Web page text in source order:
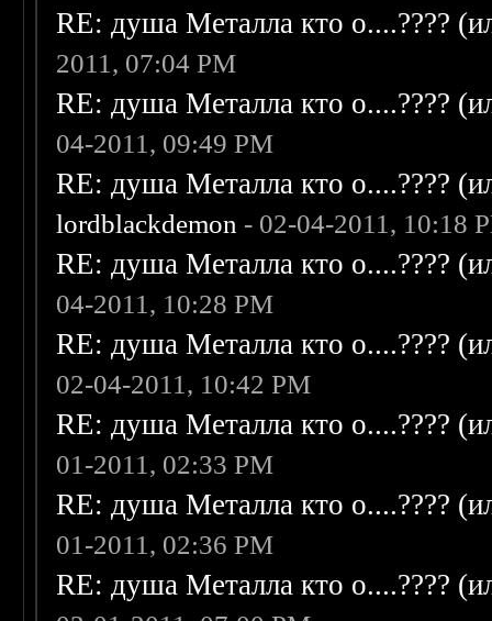
RE: душа Металла кто о....????
2011, 07:04 PM
RE: душа Металла кто о....????
04-2011, 09:49 PM
RE: душа Металла кто о....????
lordblackdemon - 02-04-2011, 10:18
RE: душа Металла кто о....????
04-2011, 10:28 PM
RE: душа Металла кто о....????
02-04-2011, 10:42 PM
RE: душа Металла кто о....????
01-2011, 02:33 PM
RE: душа Металла кто о....????
01-2011, 02:36 PM
RE: душа Металла кто о....????